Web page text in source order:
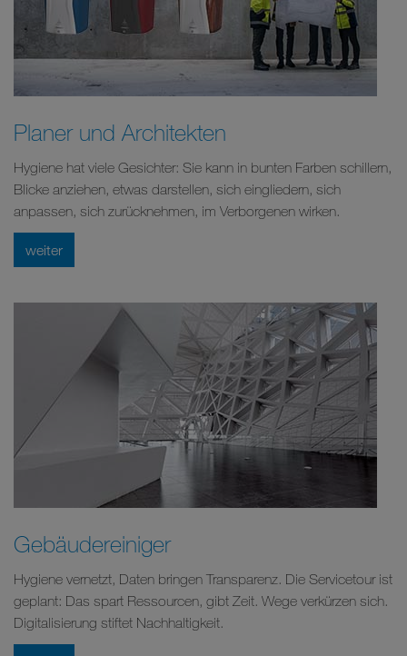
Planer und Architekten
Hygiene hat viele Gesichter: Sie kann in bunten Farben schillern,
Blicke anziehen, etwas darstellen, sich eingliedern, sich
anpassen, sich zurücknehmen, im Verborgenen wirken.
weiter
Gebäudereiniger
Hygiene vernetzt, Daten bringen Transparenz. Die Servicetour ist
geplant: Das spart Ressourcen, gibt Zeit. Wege verkürzen sich.
Digitalisierung stiftet Nachhaltigkeit.